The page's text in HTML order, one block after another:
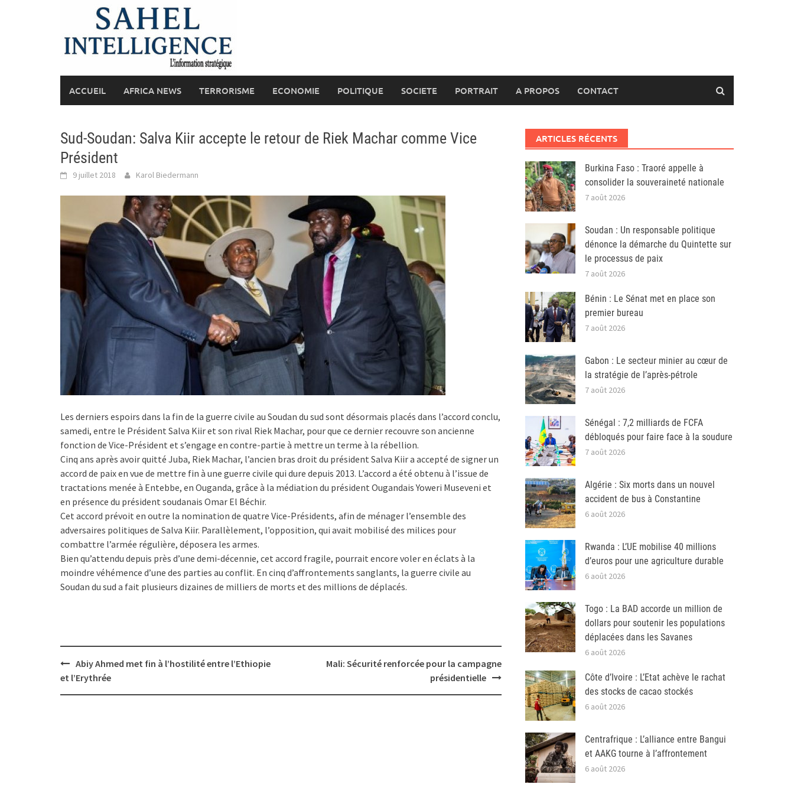
ACCUEIL AFRICA NEWS TERRORISME ECONOMIE POLITIQUE SOCIETE PORTRAIT A PROPOS CONTACT
Sud-Soudan: Salva Kiir accepte le retour de Riek Machar comme Vice
Président
9 juillet 2018 Karol Biedermann
Les derniers espoirs dans la fin de la guerre civile au Soudan du sud sont désormais placés dans l’accord conclu,
samedi, entre le Président Salva Kiir et son rival Riek Machar, pour que ce dernier recouvre son ancienne
fonction de Vice-Président et s’engage en contre-partie à mettre un terme à la rébellion.
Cinq ans après avoir quitté Juba, Riek Machar, l’ancien bras droit du président Salva Kiir a accepté de signer un
accord de paix en vue de mettre fin à une guerre civile qui dure depuis 2013. L’accord a été obtenu à l’issue de
tractations menée à Entebbe, en Ouganda, grâce à la médiation du président Ougandais Yoweri Museveni et
en présence du président soudanais Omar El Béchir.
Cet accord prévoit en outre la nomination de quatre Vice-Présidents, afin de ménager l’ensemble des
adversaires politiques de Salva Kiir. Parallèlement, l’opposition, qui avait mobilisé des milices pour
combattre l’armée régulière, déposera les armes.
Bien qu’attendu depuis près d’une demi-décennie, cet accord fragile, pourrait encore voler en éclats à la
moindre véhémence d’une des parties au conflit. En cinq d’affrontements sanglants, la guerre civile au
Soudan du sud a fait plusieurs dizaines de milliers de morts et des millions de déplacés.
Post
navigation
Abiy Ahmed met fin à l’hostilité entre l’Ethiopie
et l’Erythrée
Mali: Sécurité renforcée pour la campagne
présidentielle
ARTICLES RÉCENTS
Burkina Faso : Traoré appelle à
consolider la souveraineté nationale
7 août 2026
Soudan : Un responsable politique
dénonce la démarche du Quintette sur
le processus de paix
7 août 2026
Bénin : Le Sénat met en place son
premier bureau
7 août 2026
Gabon : Le secteur minier au cœur de
la stratégie de l’après-pétrole
7 août 2026
Sénégal : 7,2 milliards de FCFA
débloqués pour faire face à la soudure
7 août 2026
Algérie : Six morts dans un nouvel
accident de bus à Constantine
6 août 2026
Rwanda : L’UE mobilise 40 millions
d’euros pour une agriculture durable
6 août 2026
Togo : La BAD accorde un million de
dollars pour soutenir les populations
déplacées dans les Savanes
6 août 2026
Côte d’Ivoire : L’Etat achève le rachat
des stocks de cacao stockés
6 août 2026
Centrafrique : L’alliance entre Bangui
et AAKG tourne à l’affrontement
6 août 2026